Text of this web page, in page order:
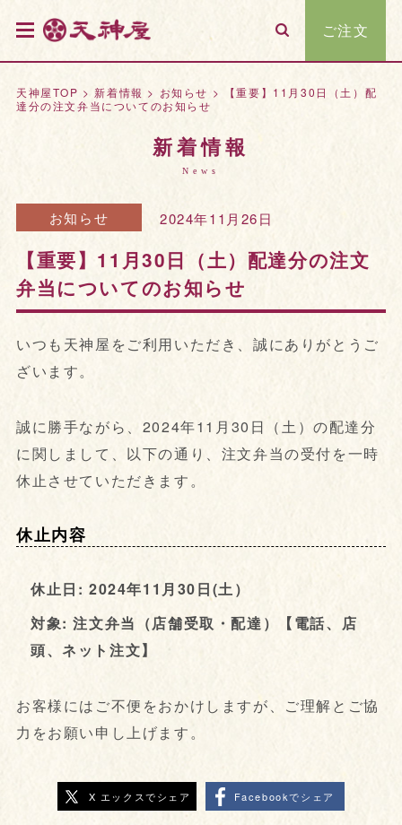
ご注文
天神屋TOP >新着情報 > お知らせ >
【重要】11月30日（土）配
達分の注文弁当についてのお知らせ
新着情報
News
お知らせ 2024年11月26日
【重要】11月30日（土）配達分の注文
弁当についてのお知らせ
いつも天神屋をご利用いただき、誠にありがとうご
ざいます。
誠に勝手ながら、2024年11月30日（土）の配達分
に関しまして、以下の通り、注文弁当の受付を一時
休止させていただきます。
休止内容
休止日: 2024年11月30日(土）
対象: 注文弁当（店舗受取・配達）【電話、店
頭、ネット注文】
お客様にはご不便をおかけしますが、ご理解とご協
力をお願い申し上げます。
X エックスでシェア Facebookでシェア